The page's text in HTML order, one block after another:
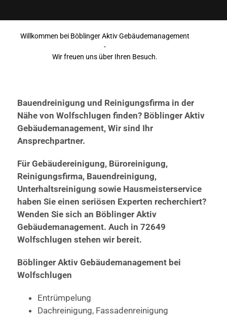
Willkommen bei Böblinger Aktiv Gebäudemanagement
-
Wir freuen uns über Ihren Besuch.
Bauendreinigung und Reinigungsfirma in der
Nähe von Wolfschlugen finden? Böblinger Aktiv
Gebäudemanagement, Wir sind Ihr
Ansprechpartner.
Für Gebäudereinigung, Büroreinigung,
Reinigungsfirma, Bauendreinigung,
Unterhaltsreinigung sowie Hausmeisterservice
haben Sie einen seriösen Experten recherchiert?
Wenden Sie sich an Böblinger Aktiv
Gebäudemanagement. Auch in 72649
Wolfschlugen stehen wir bereit.
Böblinger Aktiv Gebäudemanagement bei
Wolfschlugen
Entrümpelung
Dachreinigung, Fassadenreinigung